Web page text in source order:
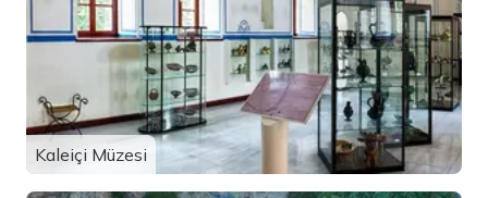
Kaleiçi Müzesi